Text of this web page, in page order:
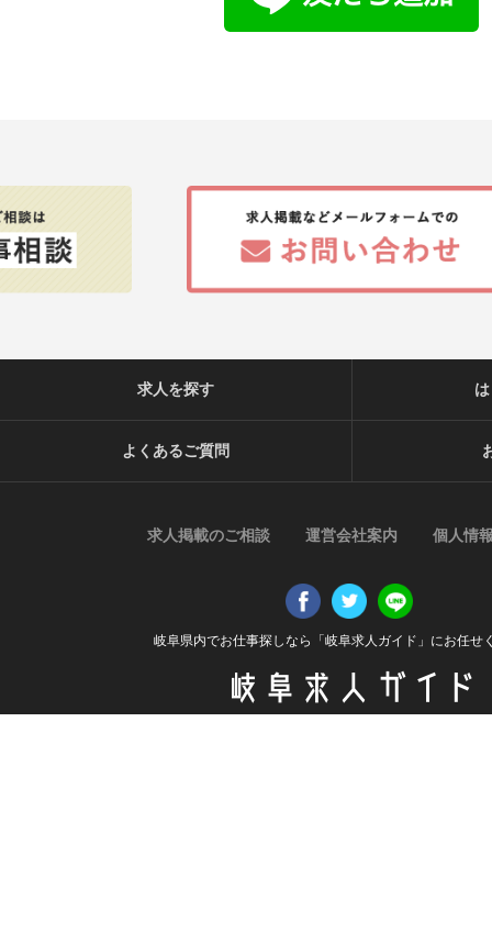
岐阜県内でお仕事探しなら「岐阜求人ガイド」にお任せ
求人を探す
よくあるご質問
求人掲載のご相談 運営会社案内 個人情